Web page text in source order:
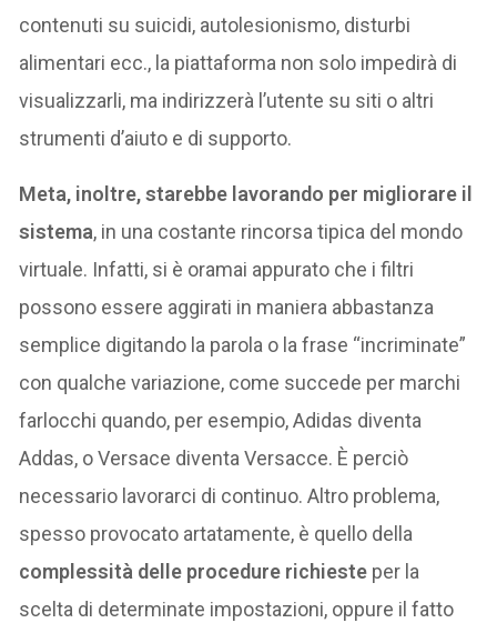
contenuti su suicidi, autolesionismo, disturbi
alimentari ecc., la piattaforma non solo impedirà di
visualizzarli, ma indirizzerà l’utente su siti o altri
strumenti d’aiuto e di supporto.
Meta, inoltre, starebbe lavorando per migliorare il
sistema, in una costante rincorsa tipica del mondo
virtuale. Infatti, si è oramai appurato che i filtri
possono essere aggirati in maniera abbastanza
semplice digitando la parola o la frase “incriminate”
con qualche variazione, come succede per marchi
farlocchi quando, per esempio, Adidas diventa
Addas, o Versace diventa Versacce. È perciò
necessario lavorarci di continuo. Altro problema,
spesso provocato artatamente, è quello della
complessità delle procedure richieste per la
scelta di determinate impostazioni, oppure il fatto